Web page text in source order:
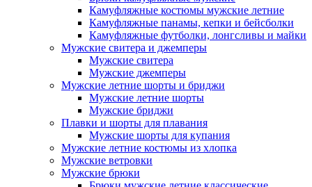
Камуфляжные костюмы мужские летние
Камуфляжные панамы, кепки и бейсболки
Камуфляжные футболки, лонгсливы и майки
Мужские свитера и джемперы
Мужские свитера
Мужские джемперы
Мужские летние шорты и бриджи
Мужские летние шорты
Мужские бриджи
Плавки и шорты для плавания
Мужские шорты для купания
Мужские летние костюмы из хлопка
Мужские ветровки
Мужские брюки